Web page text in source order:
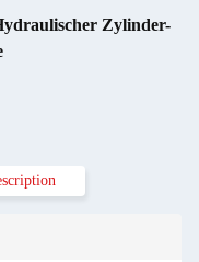
Zylinder-